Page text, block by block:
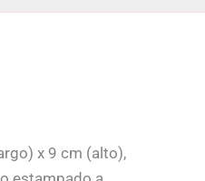
x 9 cm (alto),